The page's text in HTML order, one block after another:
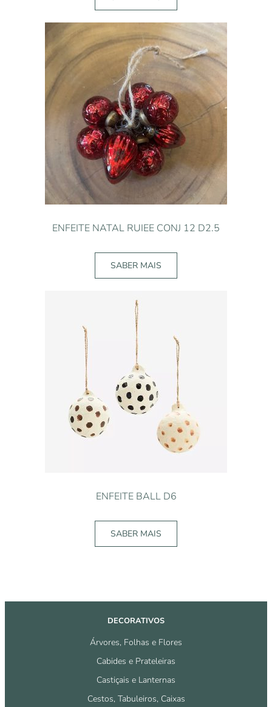
ENFEITE NATAL RUIEE CONJ 12 D2.5
SABER MAIS
ENFEITE BALL D6
SABER MAIS
DECORATIVOS
Árvores, Folhas e Flores
Cabides e Prateleiras
Castiçais e Lanternas
Cestos, Tabuleiros, Caixas